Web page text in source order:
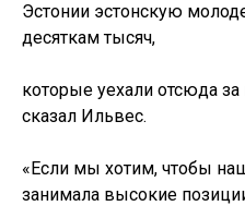
Эстонии эстонскую
десяткам тысяч,
которые уехали отсюда
сказал Ильвес.
«Если мы хотим, чтобы
занимала высокие